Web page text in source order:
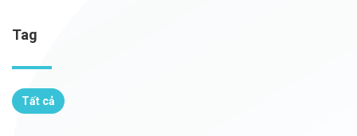
Tag
Tất cả